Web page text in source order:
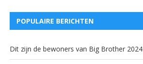
POPULAIRE BERICHTEN
Dit zijn de bewoners van Big Brother 2024